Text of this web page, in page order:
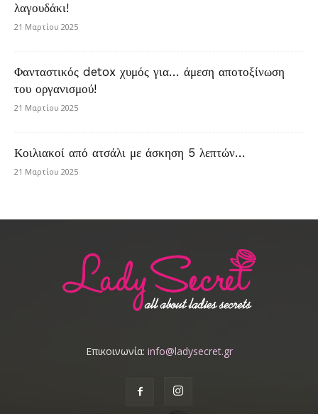
λαγουδάκι!
21 Μαρτίου 2025
Φανταστικός detox χυμός για… άμεση αποτοξίνωση
του οργανισμού!
21 Μαρτίου 2025
Κοιλιακοί από ατσάλι με άσκηση 5 λεπτών…
21 Μαρτίου 2025
Επικοινωνία: info@ladysecret.gr